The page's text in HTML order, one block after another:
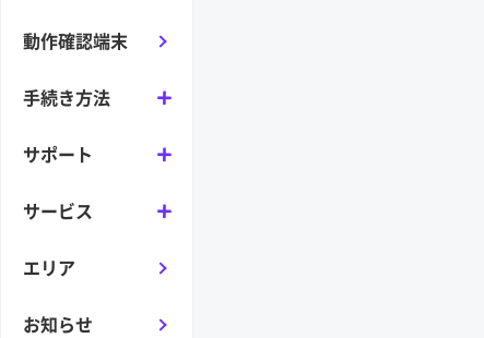
動作確認端末
手続き方法
サポート
サービス
エリア
お知らせ